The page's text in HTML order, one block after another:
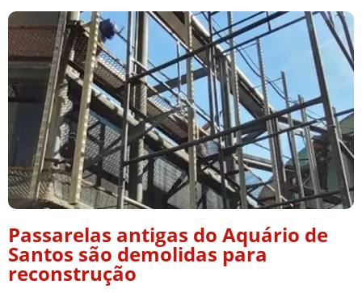
Passarelas antigas do Aquário de
Santos são demolidas para
reconstrução